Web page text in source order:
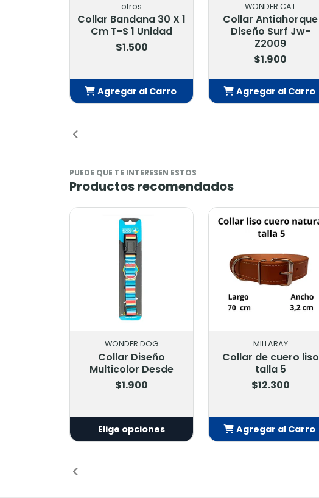
otros
Collar Bandana 30 X 1
Cm T-S 1 Unidad
$1.500
Agregar al Carro
WONDER CAT
Collar Antiahorque
Diseño Surf Jw-
Z2009
$1.900
Agregar al Carro
PUEDE QUE TE INTERESEN ESTOS
Productos recomendados
WONDER DOG
Collar Diseño
Multicolor Desde
$1.900
Elige opciones
MILLARAY
Collar de cuero liso
talla 5
$12.300
Agregar al Carro